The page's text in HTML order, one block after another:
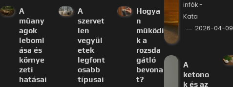
A
műany
agok
leboml
ása és
környe
zeti
hatásai
A
szervet
len
vegyül
etek
legfont
osabb
típusai
Hogya
n
működi
k a
rozsda
gátló
bevona
t?
infók -
Kata
2026-04-09
A
ketono
k és az